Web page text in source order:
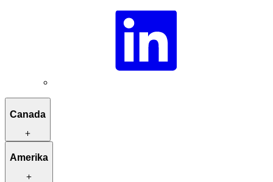
Canada
Reisroutes ter inspiratie
Unieke activiteiten
Amerika